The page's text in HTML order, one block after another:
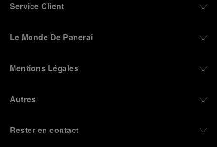
Service Client
Le Monde De Panerai
Mentions Légales
Autres
Rester en contact